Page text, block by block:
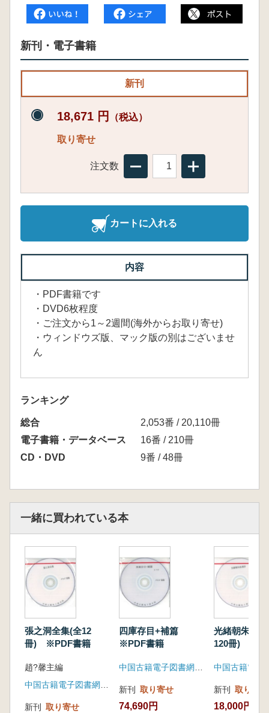
新刊・電子書籍
新刊
18,671 円 （税込）
取り寄せ
注文数
カートに入れる
内容
・PDF書籍です
・DVD6枚程度
・ご注文から1～2週間(海外からお取り寄せ)
・ウィンドウズ版、マック版の別はございませ
ん
ランキング
総合
2,053番 / 20,110冊
電子書籍・データベース
16番 / 210冊
CD・DVD
9番 / 48冊
一緒に買われている本
張之洞全集(全12
冊) ※PDF書籍
趙?馨主編
中国古籍電子図書網(凱希メディアサービス)
新刊 取り寄せ
四庫存目+補篇
※PDF書籍
中国古籍電子図書網(凱希メディアサービス)
新刊 取り寄せ
74,690円
光緒朝朱批
120冊)
新刊 取り寄せ
18,000円